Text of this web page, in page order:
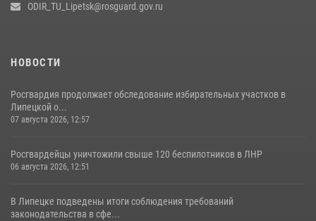
ODIR_TU_Lipetsk@rosguard.gov.ru
НОВОСТИ
Росгвардия продолжает обследование избирательных участков в
Липецкой о...
07 августа 2026, 12:57
Росгвардейцы уничтожили свыше 120 беспилотников в ЛНР
06 августа 2026, 12:51
В Липецке подведены итоги соблюдения требований
законодательства в сфе...